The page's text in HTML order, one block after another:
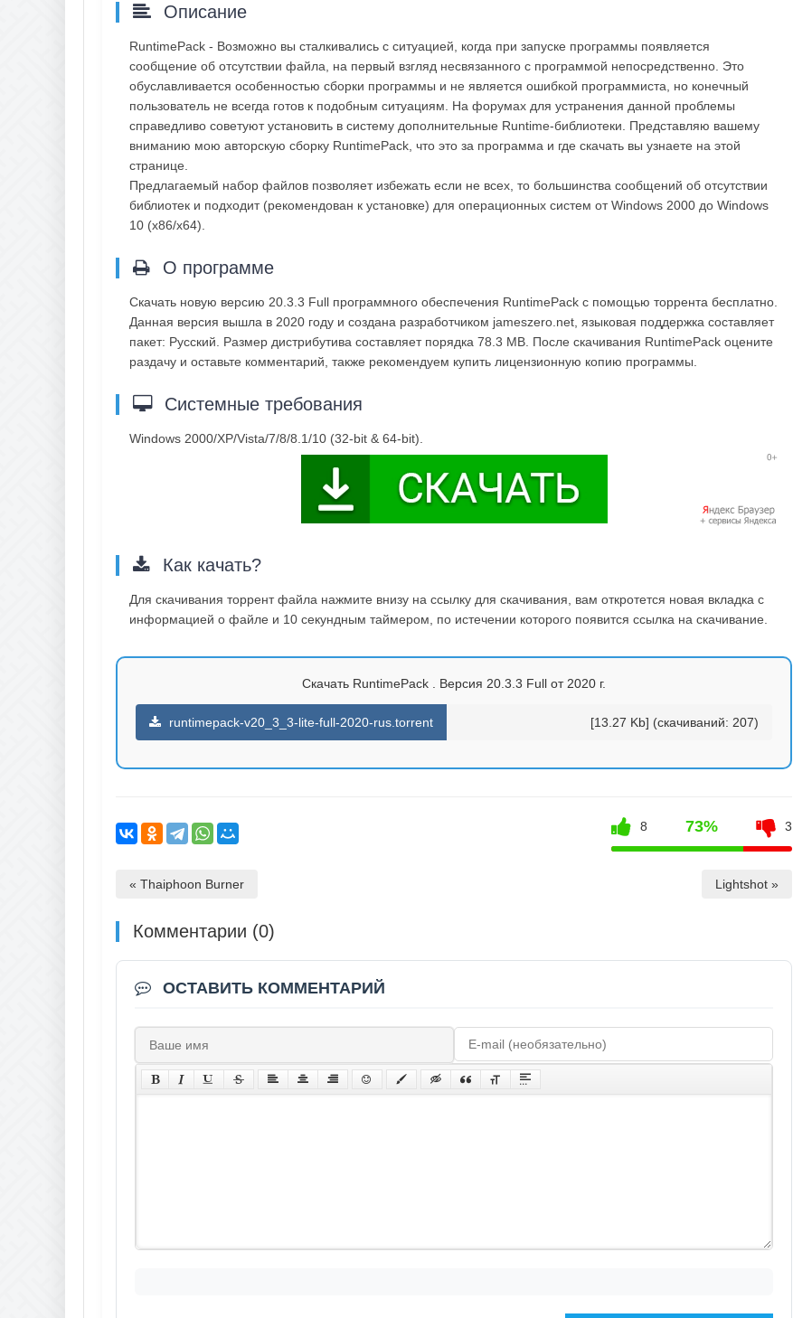
Описание
RuntimePack - Возможно вы сталкивались с ситуацией, когда при запуске программы появляется
сообщение об отсутствии файла, на первый взгляд несвязанного с программой непосредственно. Это
обуславливается особенностью сборки программы и не является ошибкой программиста, но конечный
пользователь не всегда готов к подобным ситуациям. На форумах для устранения данной проблемы
справедливо советуют установить в систему дополнительные Runtime-библиотеки. Представляю вашему
вниманию мою авторскую сборку RuntimePack, что это за программа и где скачать вы узнаете на этой
странице.
Предлагаемый набор файлов позволяет избежать если не всех, то большинства сообщений об отсутствии
библиотек и подходит (рекомендован к установке) для операционных систем от Windows 2000 до Windows
10 (x86/x64).
О программе
Скачать новую версию 20.3.3 Full программного обеспечения RuntimePack с помощью торрента бесплатно.
Данная версия вышла в 2020 году и создана разработчиком jameszero.net, языковая поддержка составляет
пакет: Русский. Размер дистрибутива составляет порядка 78.3 MB. После скачивания RuntimePack оцените
раздачу и оставьте комментарий, также рекомендуем купить лицензионную копию программы.
Системные требования
Windows 2000/XP/Vista/7/8/8.1/10 (32-bit & 64-bit).
Как качать?
Для скачивания торрент файла нажмите внизу на ссылку для скачивания, вам откротется новая вкладка с
информацией о файле и 10 секундным таймером, по истечении которого появится ссылка на скачивание.
Скачать RuntimePack . Версия 20.3.3 Full от 2020 г.
runtimepack-v20_3_3-lite-full-2020-rus.torrent [13.27 Kb] (cкачиваний: 207)
8 73% 3
« Thaiphoon Burner Lightshot »
Комментарии (0)
ОСТАВИТЬ КОММЕНТАРИЙ